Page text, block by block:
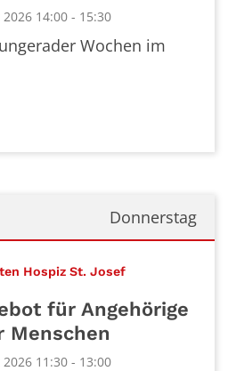
14:00 - 15:30
Wochen im
Donnerstag
Hospiz St. Josef
für Angehörige
Menschen
11:30 - 13:00